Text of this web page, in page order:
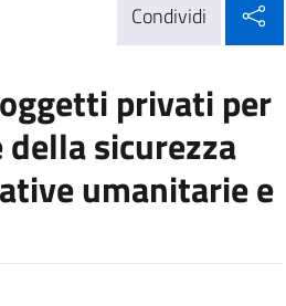
Condividi
privati per
sicurezza
umanitarie e